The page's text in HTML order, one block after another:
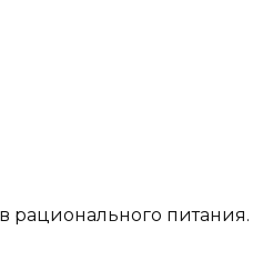
рационального питания.